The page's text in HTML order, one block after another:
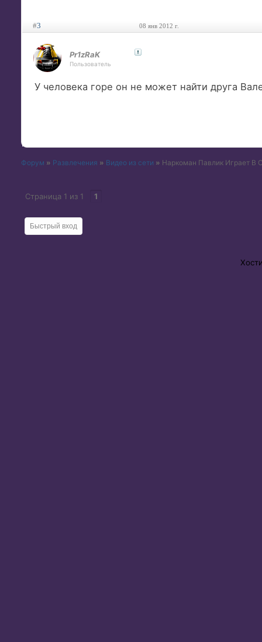
#3 08 янв 2012 г.
Pr1zRaK
Пользователь
У человека горе он не может найти друга
Форум » Развлечения » Видео из сети » Наркоман Павлик Играет В
Страница 1 из 1 1